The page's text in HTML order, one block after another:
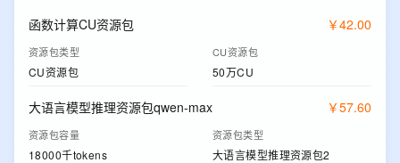
函数计算CU资源包 ￥42.00
资源包类型
CU资源包
CU资源包
50万CU
大语言模型推理资源包qwen-max ￥57.60
资源包容量
18000千tokens
资源包类型
大语言模型推理资源包2